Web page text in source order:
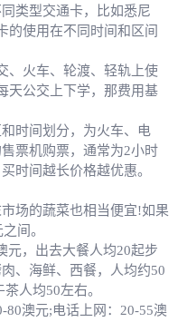
类型交通卡，比如悉尼
的使用在不同时间和区间
火车、轮渡、轻轨上使
天公交上下学，那费用基
时间划分，为火车、电
票机购票，通常为2小时
时间越长价格越优惠。
场的蔬菜也相当便宜!如果
间。
，出去大餐人均20起步
、海鲜、西餐，人均约50
人均50左右。
澳元;电话上网：20-55澳